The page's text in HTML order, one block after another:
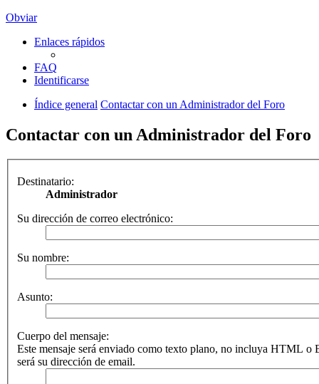
Obviar
Enlaces rápidos
FAQ
Identificarse
Índice general Contactar con un Administrador del Foro
Contactar con un Administrador del Foro
Destinatario:
Administrador
Su dirección de correo electrónico:
Su nombre:
Asunto:
Cuerpo del mensaje:
Este mensaje será enviado como texto plano, no incluya HTML o
será su dirección de email.